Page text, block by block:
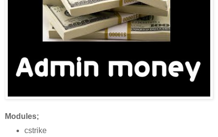
Modules;
cstrike